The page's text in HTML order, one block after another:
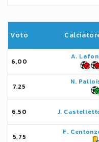
Voto
6,00
A.
7,25
N.
6,50 J.
5,75
F.